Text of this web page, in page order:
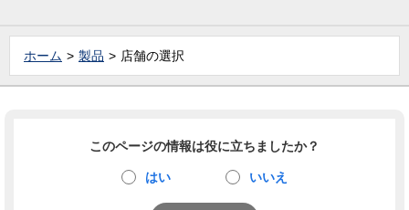
ホーム 製品 店舗の選択
このページの情報は役に立ちましたか？
はい いいえ